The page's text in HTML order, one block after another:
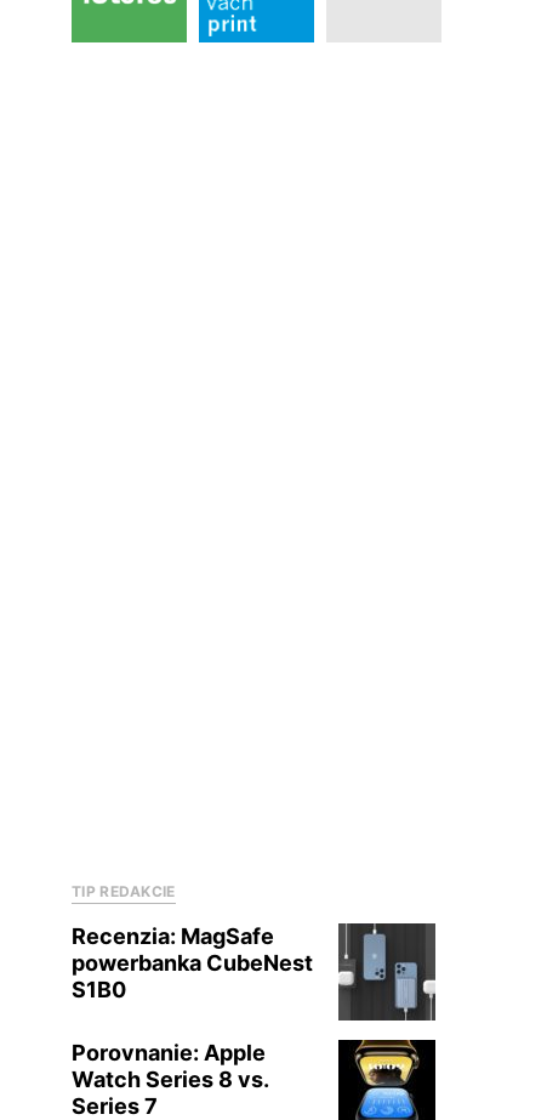
TIP REDAKCIE
Recenzia: MagSafe
powerbanka CubeNest
S1B0
Porovnanie: Apple
Watch Series 8 vs.
Series 7